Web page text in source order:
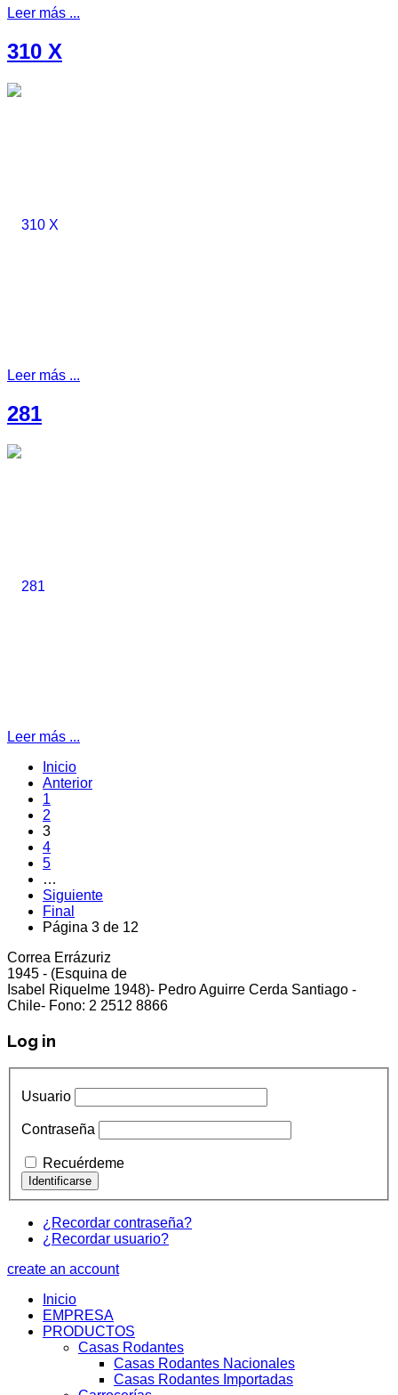
Leer más ...
310 X
Leer más ...
281
Leer más ...
Inicio
Anterior
1
2
3
4
5
…
Siguiente
Final
Página 3 de 12
Correa Errázuriz
1945 - (Esquina de
Isabel Riquelme 1948)- Pedro Aguirre Cerda Santiago -
Chile- Fono: 2 2512 8866
Log in
Usuario
Contraseña
Recuérdeme
¿Recordar contraseña?
¿Recordar usuario?
create an account
Inicio
EMPRESA
PRODUCTOS
Casas Rodantes
Casas Rodantes Nacionales
Casas Rodantes Importadas